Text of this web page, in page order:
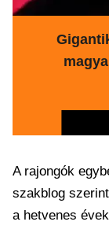
A rajongók
szakblog
a hetvenes